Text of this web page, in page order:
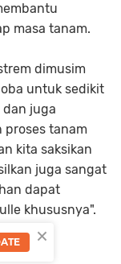
masa tanam.
dimusim
untuk sedikit
juga
proses tanam
kita saksikan
juga sangat
dapat
khususnya".
×